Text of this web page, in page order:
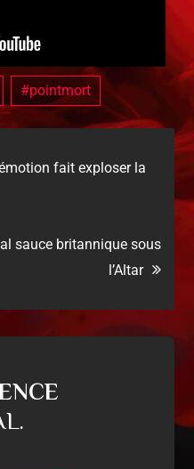
#pointmort
fait exploser la
sauce britannique sous
l’Altar